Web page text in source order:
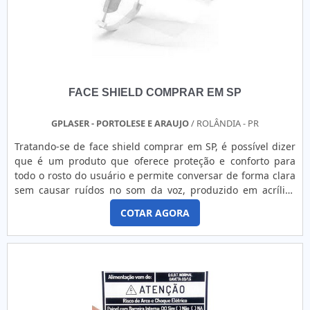
apontada de forma positiva no mercado pela seriedade e
qualidade que comprova sua essência de trazer o melhor
aos clientes no mercado.
FACE SHIELD COMPRAR EM SP
GPLASER - PORTOLESE E ARAUJO/ ROLÂNDIA - PR
Tratando-se de face shield comprar em SP, é possível dizer
que é um produto que oferece proteção e conforto para
todo o rosto do usuário e permite conversar de forma clara
sem causar ruídos no som da voz, produzido em acrílico
cristal onde, tem como objetivo na utilização, proteger os
profissionais de alguma partícula que possa machucar o
rosto e os olhos.MAIS DETALHES IMPORTANTES SOBRE O
PRODUTOFunção de grande importância para profissionais
que trabalham em hospitais, clínicas, unidades de saúde,
etc e fabricantes de painéis e quadros elétricos, eletricistas
e profissionais que necessitam de proteção facial. Por
COTAR AGORA